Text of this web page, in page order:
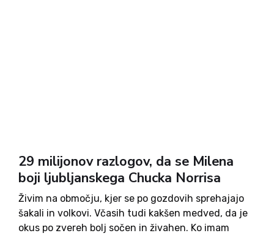
29 milijonov razlogov, da se Milena
boji ljubljanskega Chucka Norrisa
Živim na območju, kjer se po gozdovih sprehajajo
šakali in volkovi. Včasih tudi kakšen medved, da je
okus po zvereh bolj sočen in živahen. Ko imam